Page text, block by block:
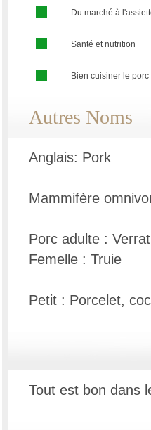
Du marché à
Santé et nutrition
Bien cuisiner le
Autres Noms
Anglais: Pork
Mammifère
Porc adulte : Verrat
Femelle : Truie
Petit : Porcelet,
Tout est bon dans